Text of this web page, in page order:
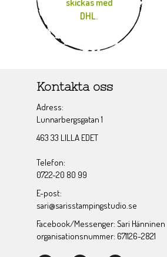
skickas med
DHL.
Kontakta oss
Adress:
Lunnarbergsgatan 1
463 33 LILLA EDET
Telefon:
0722-20 80 99
E-post:
sari@sarisstampingstudio.se
Facebook/Messenger: Sari Hänninen
organisationsnummer: 671126-2821